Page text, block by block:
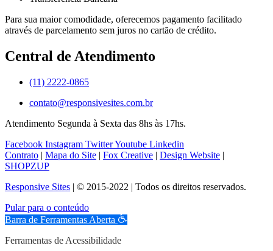
Para sua maior comodidade, oferecemos pagamento facilitado
através de parcelamento sem juros no cartão de crédito.
Central de Atendimento
(11) 2222-0865
contato@responsivesites.com.br
Atendimento Segunda à Sexta das 8hs às 17hs.
Facebook Instagram TwitterYoutube Linkedin
Contrato | Mapa do Site | Fox Creative | Design Website |
SHOPZUP
Responsive Sites | © 2015-2022 | Todos os direitos reservados.
Pular para o conteúdo
Barra de Ferramentas Aberta
Ferramentas de Acessibilidade